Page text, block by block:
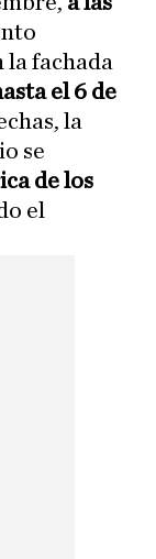
fachada
el 6 de
la
se
de los
el